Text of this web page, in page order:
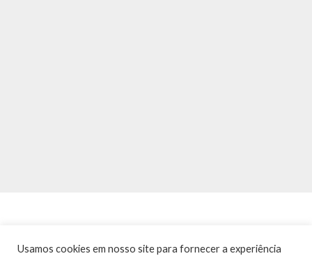
Usamos cookies em nosso site para fornecer a experiência